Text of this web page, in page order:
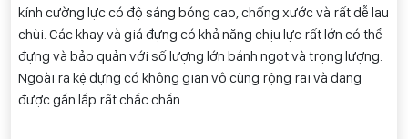
kính cường lực có độ sáng bóng cao, chống xước và rất dễ lau
chùi. Các khay và giá đựng có khả năng chịu lực rất lớn có thể
đựng và bảo quản với số lượng lớn bánh ngọt và trọng lượng.
Ngoài ra kệ đựng có không gian vô cùng rộng rãi và đang
được gắn lắp rất chắc chắn.